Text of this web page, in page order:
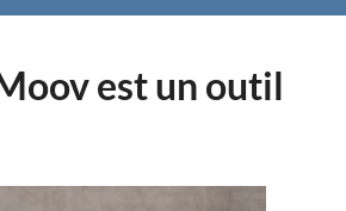
est un outil